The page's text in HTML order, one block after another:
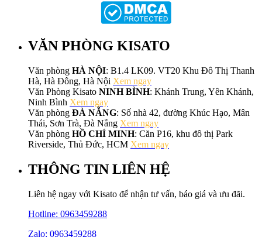
VĂN PHÒNG KISATO
Văn phòng HÀ NỘI: B1.4 LK09. VT20 Khu Đô Thị Thanh
Hà, Hà Đông, Hà Nội Xem ngay
Văn Phòng Kisato NINH BÌNH: Khánh Trung, Yên Khánh,
Ninh Bình Xem ngay
Văn phòng ĐÀ NẴNG: Số nhà 42, đường Khúc Hạo, Mân
Thái, Sơn Trà, Đà Nẵng Xem ngay
Văn phòng HỒ CHÍ MINH: Căn P16, khu đô thị Park
Riverside, Thủ Đức, HCM Xem ngay
THÔNG TIN LIÊN HỆ
Liên hệ ngay với Kisato để nhận tư vấn, báo giá và ưu đãi.
Hotline: 0963459288
Zalo: 0963459288